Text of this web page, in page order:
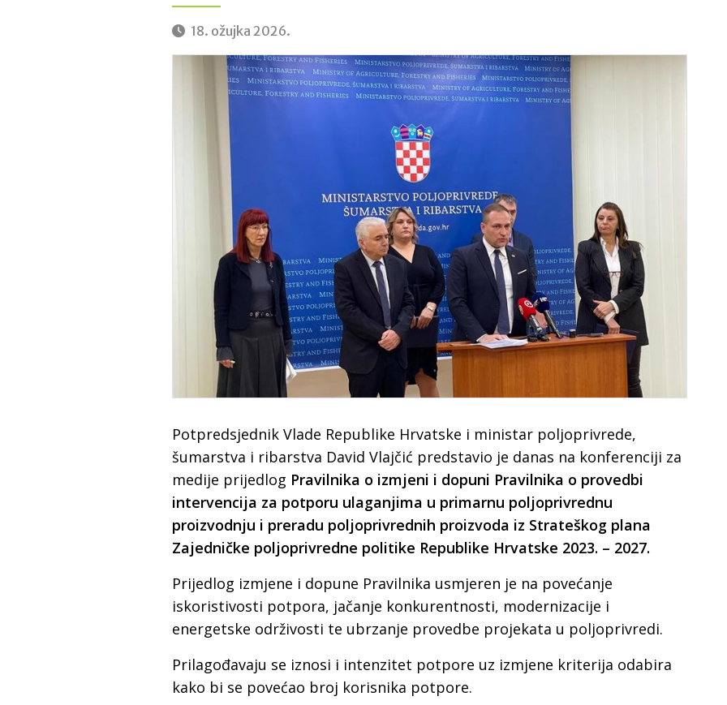
18. ožujka 2026.
Potpredsjednik Vlade Republike Hrvatske i ministar poljoprivrede,
šumarstva i ribarstva David Vlajčić predstavio je danas na konferenciji za
medije prijedlog Pravilnika o izmjeni i dopuni Pravilnika o provedbi
intervencija za potporu ulaganjima u primarnu poljoprivrednu
proizvodnju i preradu poljoprivrednih proizvoda iz Strateškog plana
Zajedničke poljoprivredne politike Republike Hrvatske 2023. – 2027.
Prijedlog izmjene i dopune Pravilnika usmjeren je na povećanje
iskoristivosti potpora, jačanje konkurentnosti, modernizacije i
energetske održivosti te ubrzanje provedbe projekata u poljoprivredi.
Prilagođavaju se iznosi i intenzitet potpore uz izmjene kriterija odabira
kako bi se povećao broj korisnika potpore.